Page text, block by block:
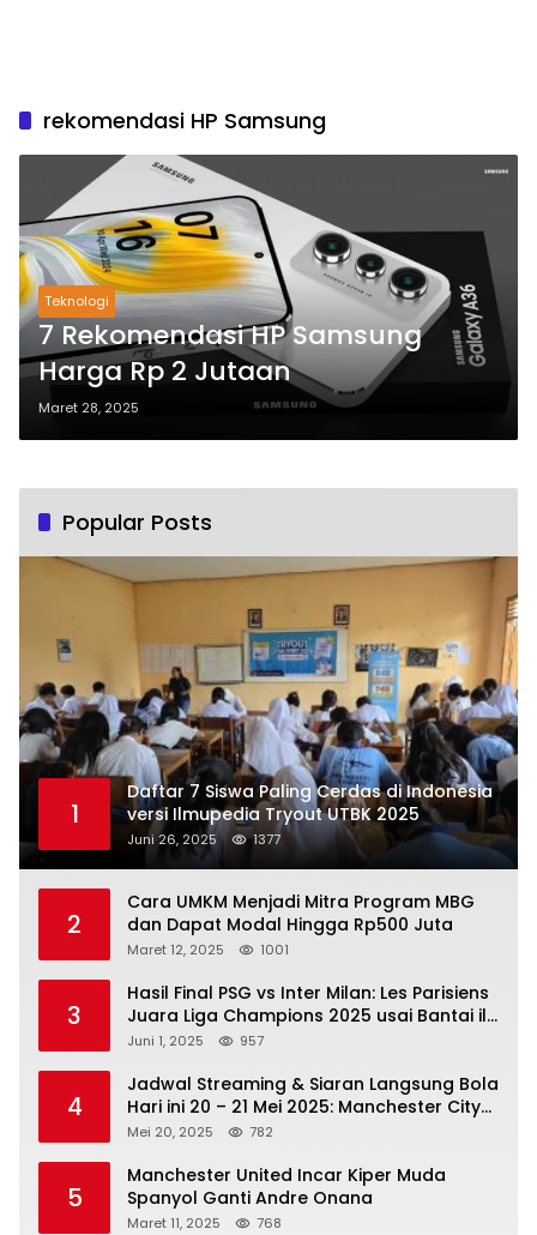
rekomendasi HP Samsung
Teknologi
7 Rekomendasi HP Samsung
Harga Rp 2 Jutaan
Maret 28, 2025
Popular Posts
1
Daftar 7 Siswa Paling Cerdas di Indonesia
versi Ilmupedia Tryout UTBK 2025
Juni 26, 2025 1377
2
Cara UMKM Menjadi Mitra Program MBG
dan Dapat Modal Hingga Rp500 Juta
Maret 12, 2025 1001
3
Hasil Final PSG vs Inter Milan: Les Parisiens
Juara Liga Champions 2025 usai Bantai il
Nerazzurri
Juni 1, 2025 957
4
Jadwal Streaming & Siaran Langsung Bola
Hari ini 20 – 21 Mei 2025: Manchester City
vs Bournemouth
Mei 20, 2025 782
5
Manchester United Incar Kiper Muda
Spanyol Ganti Andre Onana
Maret 11, 2025 768